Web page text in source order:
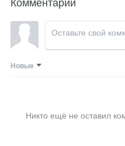
Новые
Никто ещё не оставил